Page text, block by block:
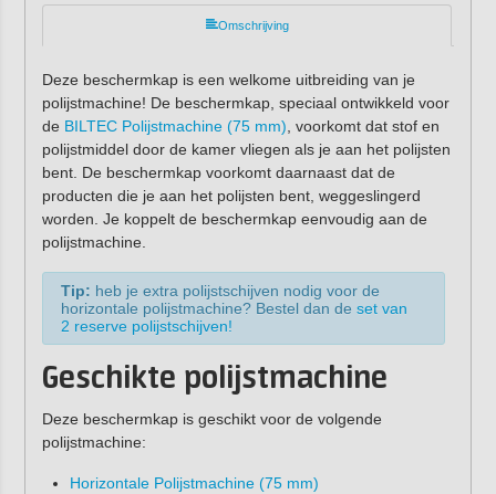
Omschrijving
Deze beschermkap is een welkome uitbreiding van je
polijstmachine! De beschermkap, speciaal ontwikkeld voor
de BILTEC Polijstmachine (75 mm) , voorkomt dat stof en
polijstmiddel door de kamer vliegen als je aan het polijsten
bent. De beschermkap voorkomt daarnaast dat de
producten die je aan het polijsten bent, weggeslingerd
worden. Je koppelt de beschermkap eenvoudig aan de
polijstmachine.
Tip: heb je extra polijstschijven nodig voor de
horizontale polijstmachine? Bestel dan de set van
2 reserve polijstschijven!
Geschikte polijstmachine
Deze beschermkap is geschikt voor de volgende
polijstmachine:
Horizontale Polijstmachine (75 mm)